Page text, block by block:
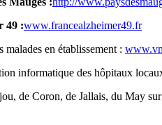
49 :www.francealzheimer49.fr
malades en établissement :
informatique des hôpitaux
de Coron, de Jallais, du May